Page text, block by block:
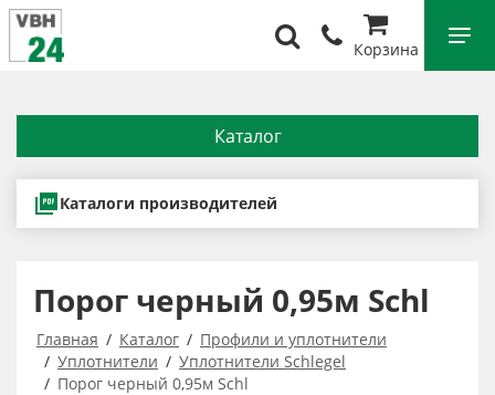
Корзина
Каталог
Каталоги производителей
Порог черный 0,95м Schl
Главная Каталог
Профили и уплотнители
Уплотнители
Уплотнители Schlegel
Порог черный 0,95м Schl